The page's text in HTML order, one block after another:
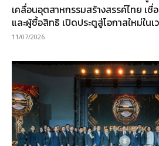
เคลื่อนอุตสาหกรรมสร้างสรรค์ไทย เชื่
และผู้ซื้อสิทธิ เปิดประตูสู่โอกาสใหม่ในเ
11/07/2026